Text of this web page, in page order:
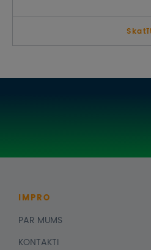
IMPRO
PAR MUMS
KONTAKTI